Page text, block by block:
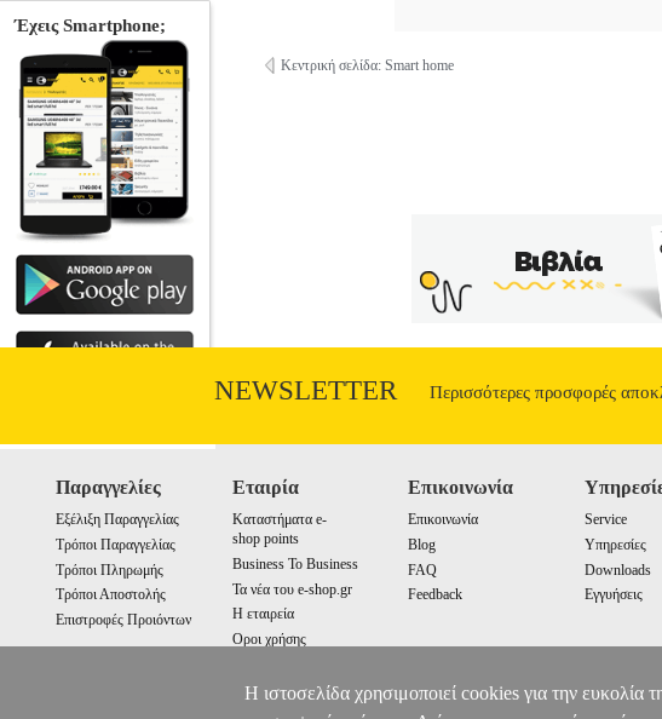
Κεντρική σελίδα: Smart home
NEWSLETTER Περισσότερες προσφορές
Παραγγελίες
Εξέλιξη Παραγγελίας
Τρόποι Παραγγελίας
Τρόποι Πληρωμής
Τρόποι Αποστολής
Επιστροφές Προιόντων
Εταιρία
Καταστήματα e-
shop points
Business To Business
Τα νέα του e-shop.gr
Η εταιρεία
Οροι χρήσης
Επικοινωνία
Επικοινωνία
Blog
FAQ
Feedback
Service
Υπηρεσίες
Downloads
Εγγυήσεις
Η ιστοσελίδα χρησιμοποιεί cookies για την ευκολία